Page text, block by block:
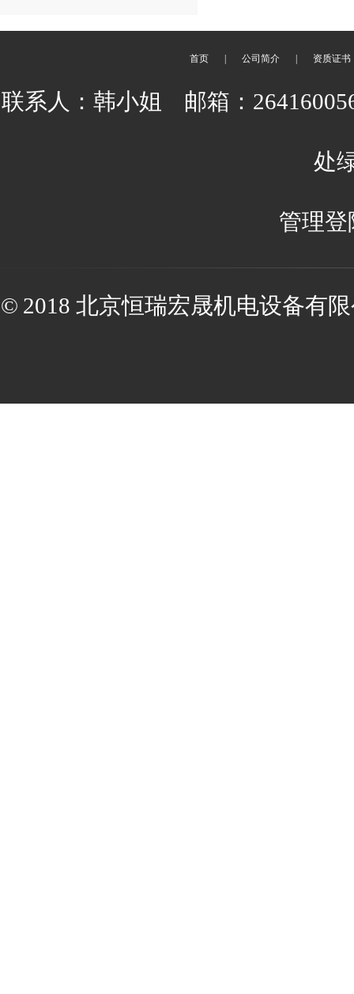
首页 公司简介 资质证书
联系人：韩小姐 邮箱：
处
管理登
© 2018 北京恒瑞宏晟机电设备有